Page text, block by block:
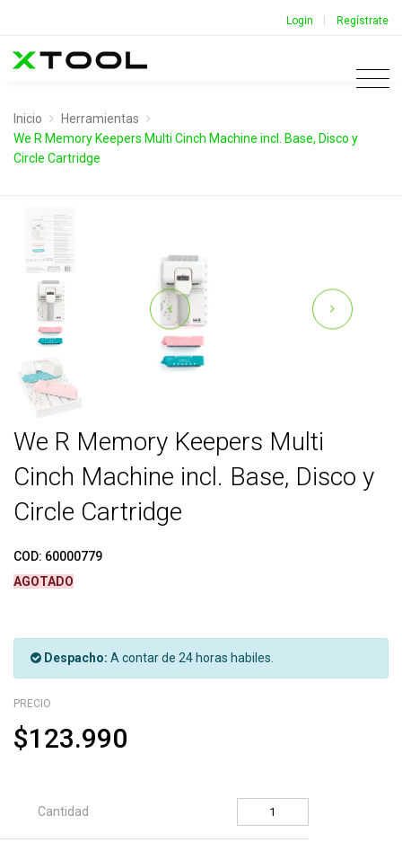
Login | Regístrate
Inicio
Herramientas
We R Memory Keepers Multi Cinch Machine incl. Base, Disco y
Circle Cartridge
We R Memory Keepers Multi
Cinch Machine incl. Base, Disco y
Circle Cartridge
COD: 60000779
AGOTADO
Despacho: A contar de 24 horas habiles.
PRECIO
$123.990
Cantidad